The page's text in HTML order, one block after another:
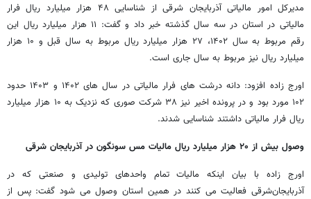
مدیرکل امور مالیاتی آذربایجان شرقی از شناسایی ۴۸ هزار میلیارد ریال فرار
مالیاتی در استان در سه سال گذشته خبر داد و گفت: ۱۱ هزار میلیارد ریال این
رقم مربوط به سال ۱۴۰۲، ۲۷ هزار میلیارد ریال مربوط به سال قبل و ۱۰ هزار
میلیارد ریال نیز مربوط به سال جاری است.
اورج زاده افزود: دانه درشت های فرار مالیاتی در سال های ۱۴۰۲ و ۱۴۰۳ حدود
۱۰۲ مورد بود و در پرونده اخیر نیز ۳۸ شرکت صوری که نزدیک به ۱۰ هزار میلیارد
ریال فرار مالیاتی داشتند شناسایی شدند.
وصول بیش از ۲۰ هزار میلیارد ریال مالیات مس سونگون در آذربایجان شرقی
اورج زاده با بیان اینکه مالیات تمام واحدهای تولیدی و صنعتی که در
آذربایجان‌شرقی فعالیت می کنند در همین استان وصول می شود گفت: پس از